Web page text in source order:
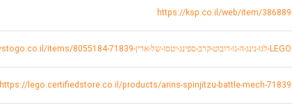
https://ksp.co.il/web/item/386889
https://www.toystogo.co.il/items/8055184-לגו-נינג-ה-גו-רובוט-קרב-ספינג-יטסו-של-ארין-71839-LEGO
https://lego.certifiedstore.co.il/products/arins-spinjitzu-battle-mech-71839